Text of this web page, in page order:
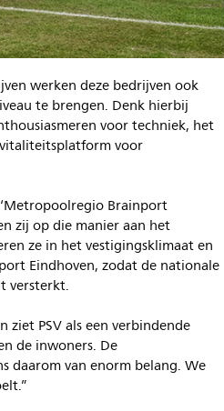
werken deze bedrijven ook
te brengen. Denk hierbij
voor techniek, het
voor
Brainport
zij op die manier aan het
ze in het vestigingsklimaat en
Eindhoven, zodat de nationale
versterkt.
ziet PSV als een verbindende
de inwoners. De
daarom van enorm belang. We